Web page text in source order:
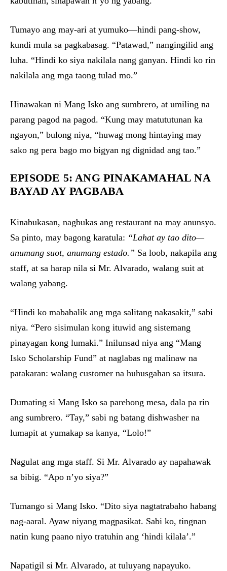
Tumayo ang may-ari at yumuko—hindi pang-show,
kundi mula sa pagkabasag. “Patawad,” nangingilid ang
luha. “Hindi ko siya nakilala nang ganyan. Hindi ko rin
nakilala ang mga taong tulad mo.”
Hinawakan ni Mang Isko ang sumbrero, at umiling na
parang pagod na pagod. “Kung may matututunan ka
ngayon,” bulong niya, “huwag mong hintaying may
sako ng pera bago mo bigyan ng dignidad ang tao.”
EPISODE 5: ANG PINAKAMAHAL NA
BAYAD AY PAGBABA
Kinabukasan, nagbukas ang restaurant na may anunsyo.
Sa pinto, may bagong karatula: “Lahat ay tao dito—
anumang suot, anumang estado.” Sa loob, nakapila ang
staff, at sa harap nila si Mr. Alvarado, walang suit at
walang yabang.
“Hindi ko mababalik ang mga salitang nakasakit,” sabi
niya. “Pero sisimulan kong ituwid ang sistemang
pinayagan kong lumaki.” Inilunsad niya ang “Mang
Isko Scholarship Fund” at naglabas ng malinaw na
patakaran: walang customer na huhusgahan sa itsura.
Dumating si Mang Isko sa parehong mesa, dala pa rin
ang sumbrero. “Tay,” sabi ng batang dishwasher na
lumapit at yumakap sa kanya, “Lolo!”
Nagulat ang mga staff. Si Mr. Alvarado ay napahawak
sa bibig. “Apo n’yo siya?”
Tumango si Mang Isko. “Dito siya nagtatrabaho habang
nag-aaral. Ayaw niyang magpasikat. Sabi ko, tingnan
natin kung paano niyo tratuhin ang ‘hindi kilala’.”
Napatigil si Mr. Alvarado, at tuluyang napayuko.